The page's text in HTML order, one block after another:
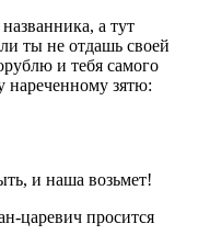
а тут
ты не отдашь своей
и тебя самого
нареченному зятю:
и наша возьмет!
царевич просится